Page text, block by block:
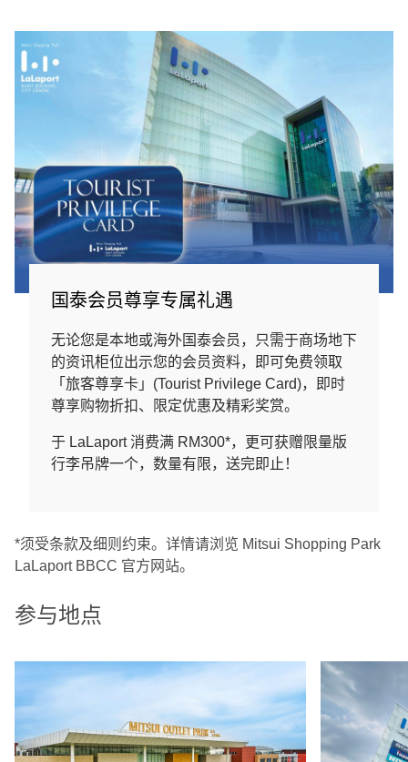
国泰会员尊享专属礼遇
无论您是本地或海外国泰会员，只需于商场地下
的资讯柜位出示您的会员资料，即可免费领取
「旅客尊享卡」(Tourist Privilege Card)，即时
尊享购物折扣、限定优惠及精彩奖赏。
于 LaLaport 消费满 RM300*，更可获赠限量版
行李吊牌一个，数量有限，送完即止！
*须受条款及细则约束。详情请浏览 Mitsui Shopping Park
LaLaport BBCC 官方网站。
参与地点